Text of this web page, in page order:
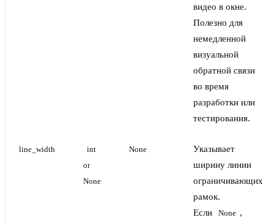
видео в окне.
Полезно для
немедленной
визуальной
обратной связи
во время
разработки или
тестирования.
line_width
int
or
None
None
Указывает
ширину линии
ограничивающих
рамок.
Если
None ,